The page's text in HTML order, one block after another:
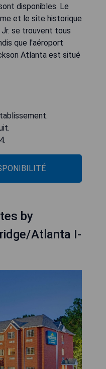
disponibles. Le
et le site historique
se trouvent tous
que l'aéroport
Atlanta est situé
by
Atlanta I-